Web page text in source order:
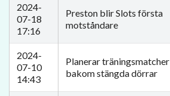
2024-
07-18
17:16
Preston blir Slots första
motståndare
2024-
07-10
14:43
Planerar träningsmatcher
bakom stängda dörrar